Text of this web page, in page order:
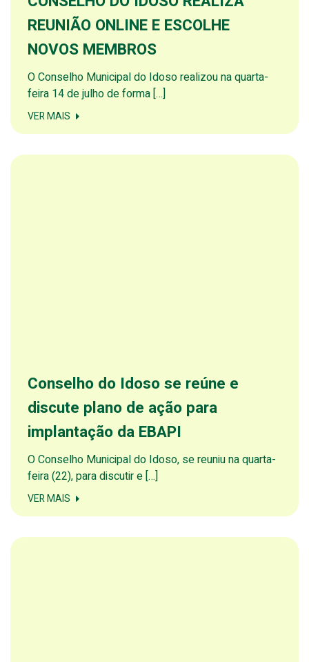
REUNIÃO ONLINE E ESCOLHE
NOVOS MEMBROS
O Conselho Municipal do Idoso realizou na quarta-
feira 14 de julho de forma […]
VER MAIS
Conselho do Idoso se reúne e
discute plano de ação para
implantação da EBAPI
O Conselho Municipal do Idoso, se reuniu na quarta-
feira (22), para discutir e […]
VER MAIS